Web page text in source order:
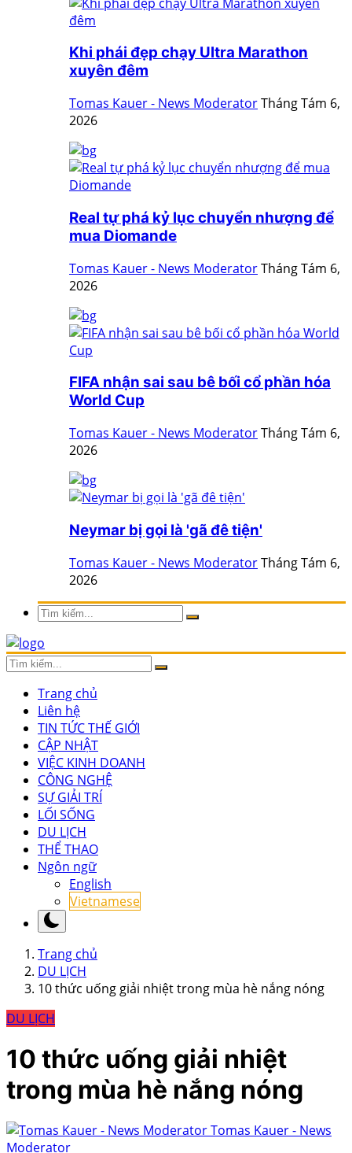
Khi phái đẹp chạy Ultra Marathon
xuyên đêm
Tomas Kauer - News ModeratorTháng Tám 6,
2026
Real tự phá kỷ lục chuyển nhượng để
mua Diomande
Tomas Kauer - News ModeratorTháng Tám 6,
2026
FIFA nhận sai sau bê bối cổ phần hóa
World Cup
Tomas Kauer - News ModeratorTháng Tám 6,
2026
Neymar bị gọi là 'gã đê tiện'
Tomas Kauer - News ModeratorTháng Tám 6,
2026
Trang chủ
Liên hệ
TIN TỨC THẾ GIỚI
CẬP NHẬT
VIỆC KINH DOANH
CÔNG NGHỆ
SỰ GIẢI TRÍ
LỐI SỐNG
DU LỊCH
THỂ THAO
Ngôn ngữ
English
Vietnamese
Trang chủ
DU LỊCH
10 thức uống giải nhiệt trong mùa hè nắng nóng
DU LỊCH
10 thức uống giải nhiệt
trong mùa hè nắng nóng
Tomas Kauer - News
Moderator